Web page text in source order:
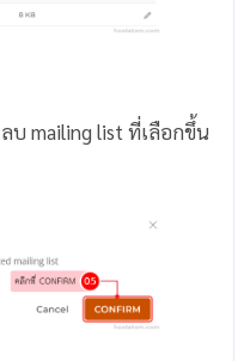
บ mailing list ที่เลือกขึ้น